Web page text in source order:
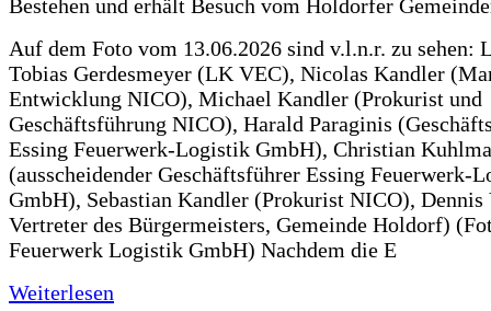
Auf dem Foto vom 13.06.2026 sind v.l.n.r. zu sehen:
Tobias Gerdesmeyer (LK VEC), Nicolas Kandler
Entwicklung NICO), Michael Kandler (Prokurist und
Geschäftsführung NICO), Harald Paraginis
Essing Feuerwerk-Logistik GmbH), Christian
(ausscheidender Geschäftsführer Essing Feuerwerk-
GmbH), Sebastian Kandler (Prokurist NICO),
Vertreter des Bürgermeisters, Gemeinde Holdorf)
Feuerwerk Logistik GmbH) Nachdem die E
Weiterlesen